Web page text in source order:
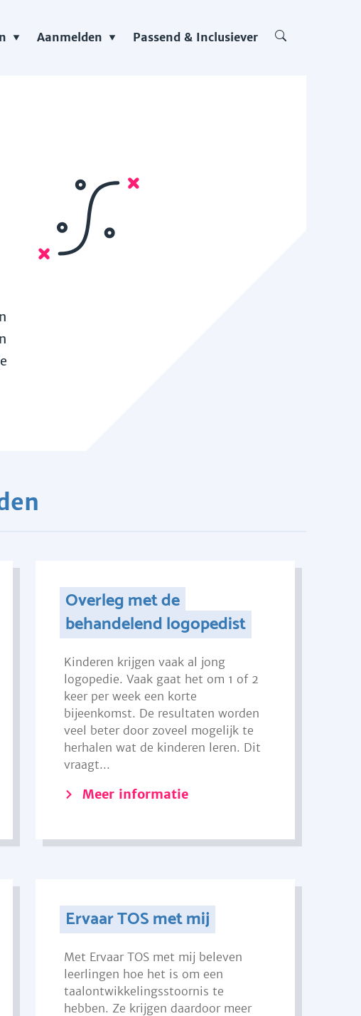
Aanmelden Passend & Inclusiever
Overleg met de
behandelend logopedist
Kinderen krijgen vaak al jong
logopedie. Vaak gaat het om 1 of 2
keer per week een korte
bijeenkomst. De resultaten worden
veel beter door zoveel mogelijk te
herhalen wat de kinderen leren. Dit
vraagt...
Meer informatie
Ervaar TOS met mij
Met Ervaar TOS met mij beleven
leerlingen hoe het is om een
taalontwikkelingsstoornis te
hebben. Ze krijgen daardoor meer